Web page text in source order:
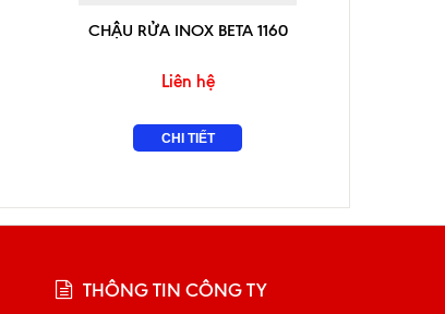
CHẬU RỬA INOX BETA 1160
Liên hệ
CHI TIẾT
THÔNG TIN CÔNG TY